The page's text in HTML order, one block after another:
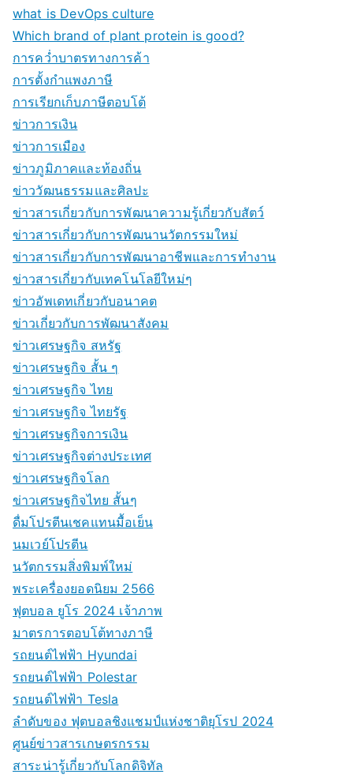
what is DevOps culture
Which brand of plant protein is good?
การคว่ำบาตรทางการค้า
การตั้งกำแพงภาษี
การเรียกเก็บภาษีตอบโต้
ข่าวการเงิน
ข่าวการเมือง
ข่าวภูมิภาคและท้องถิ่น
ข่าววัฒนธรรมและศิลปะ
ข่าวสารเกี่ยวกับการพัฒนาความรู้เกี่ยวกับสัตว์
ข่าวสารเกี่ยวกับการพัฒนานวัตกรรมใหม่
ข่าวสารเกี่ยวกับการพัฒนาอาชีพและการทำงาน
ข่าวสารเกี่ยวกับเทคโนโลยีใหม่ๆ
ข่าวอัพเดทเกี่ยวกับอนาคต
ข่าวเกี่ยวกับการพัฒนาสังคม
ข่าวเศรษฐกิจ สหรัฐ
ข่าวเศรษฐกิจ สั้น ๆ
ข่าวเศรษฐกิจ ไทย
ข่าวเศรษฐกิจ ไทยรัฐ
ข่าวเศรษฐกิจการเงิน
ข่าวเศรษฐกิจต่างประเทศ
ข่าวเศรษฐกิจโลก
ข่าวเศรษฐกิจไทย สั้นๆ
ดื่มโปรตีนเชคแทนมื้อเย็น
นมเวย์โปรตีน
นวัตกรรมสิ่งพิมพ์ใหม่
พระเครื่องยอดนิยม 2566
ฟุตบอล ยูโร 2024 เจ้าภาพ
มาตรการตอบโต้ทางภาษี
รถยนต์ไฟฟ้า Hyundai
รถยนต์ไฟฟ้า Polestar
รถยนต์ไฟฟ้า Tesla
ลำดับของ ฟุตบอลชิงแชมป์แห่งชาติยุโรป 2024
ศูนย์ข่าวสารเกษตรกรรม
สาระน่ารู้เกี่ยวกับโลกดิจิทัล